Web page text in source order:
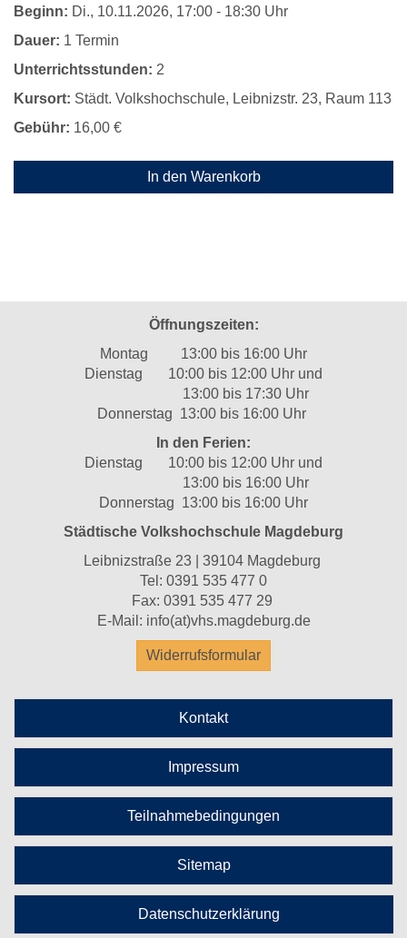
Beginn: Di., 10.11.2026, 17:00 - 18:30 Uhr
Dauer: 1 Termin
Unterrichtsstunden: 2
Kursort: Städt. Volkshochschule, Leibnizstr. 23, Raum 113
Gebühr: 16,00 €
In den Warenkorb
Öffnungszeiten:
Montag 13:00 bis 16:00 Uhr
Dienstag 10:00 bis 12:00 Uhr und
13:00 bis 17:30 Uhr
Donnerstag 13:00 bis 16:00 Uhr
In den Ferien:
Dienstag 10:00 bis 12:00 Uhr und
13:00 bis 16:00 Uhr
Donnerstag 13:00 bis 16:00 Uhr
Städtische Volkshochschule Magdeburg
Leibnizstraße 23 | 39104 Magdeburg
Tel: 0391 535 477 0
Fax: 0391 535 477 29
E-Mail: info(at)vhs.magdeburg.de
Widerrufsformular
Kontakt
Impressum
Teilnahmebedingungen
Sitemap
Datenschutzerklärung